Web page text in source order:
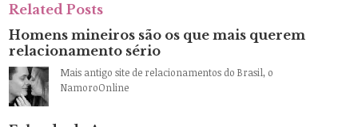
Related Posts
Homens mineiros são os que mais querem
relacionamento sério
Mais antigo site de relacionamentos do Brasil, o
NamoroOnline